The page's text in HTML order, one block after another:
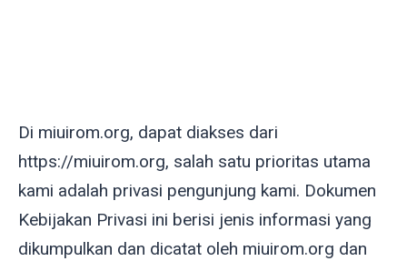
Di miuirom.org, dapat diakses dari
https://miuirom.org, salah satu prioritas utama
kami adalah privasi pengunjung kami. Dokumen
Kebijakan Privasi ini berisi jenis informasi yang
dikumpulkan dan dicatat oleh miuirom.org dan